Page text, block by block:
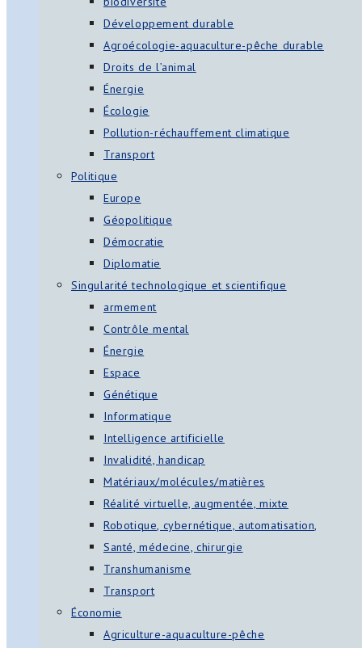
Développement durable
Agroécologie-aquaculture-pêche durable
Droits de l’animal
Énergie
Écologie
Pollution-réchauffement climatique
Transport
Politique
Europe
Géopolitique
Démocratie
Diplomatie
Singularité technologique et scientifique
armement
Contrôle mental
Énergie
Espace
Génétique
Informatique
Intelligence artificielle
Invalidité, handicap
Matériaux/molécules/matières
Réalité virtuelle, augmentée, mixte
Robotique, cybernétique, automatisation,
Santé, médecine, chirurgie
Transhumanisme
Transport
Économie
Agriculture-aquaculture-pêche